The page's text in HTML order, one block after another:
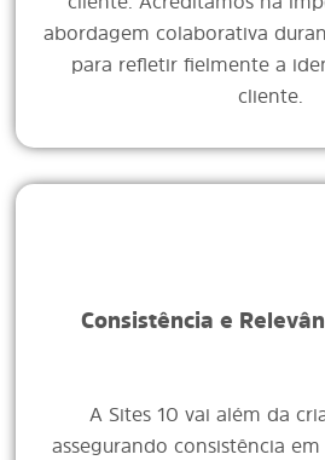
abordagem colaborativa
para refletir fielmente a
cliente.
Consistência e
A Sites 10 vai além da
assegurando consistência